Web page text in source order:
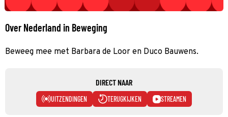
Over Nederland in Beweging
Beweeg mee met Barbara de Loor en Duco Bauwens.
DIRECT NAAR
UITZENDINGEN TERUGKIJKEN STREAMEN